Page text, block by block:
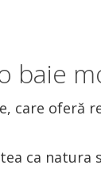
baie
care oferă
ca natura